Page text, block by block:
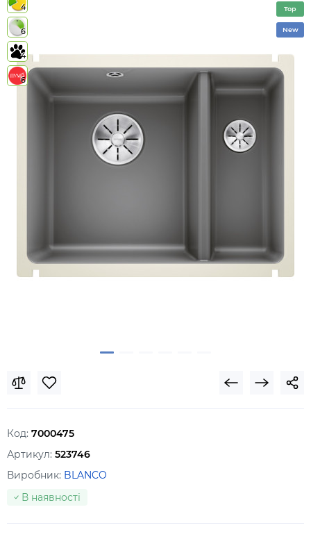
4
6
4
6
Top
New
Код: 7000475
Артикул: 523746
Виробник: BLANCO
В наявності